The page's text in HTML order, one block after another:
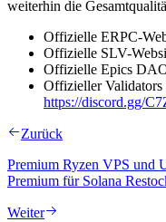
weiterhin die
Offizielle ERPC-
Offizielle SLV-
Offizielle Epics
Offizieller
https://discord.gg/
Zurück
Premium Ryzen VPS und
Premium für Solana
Weiter